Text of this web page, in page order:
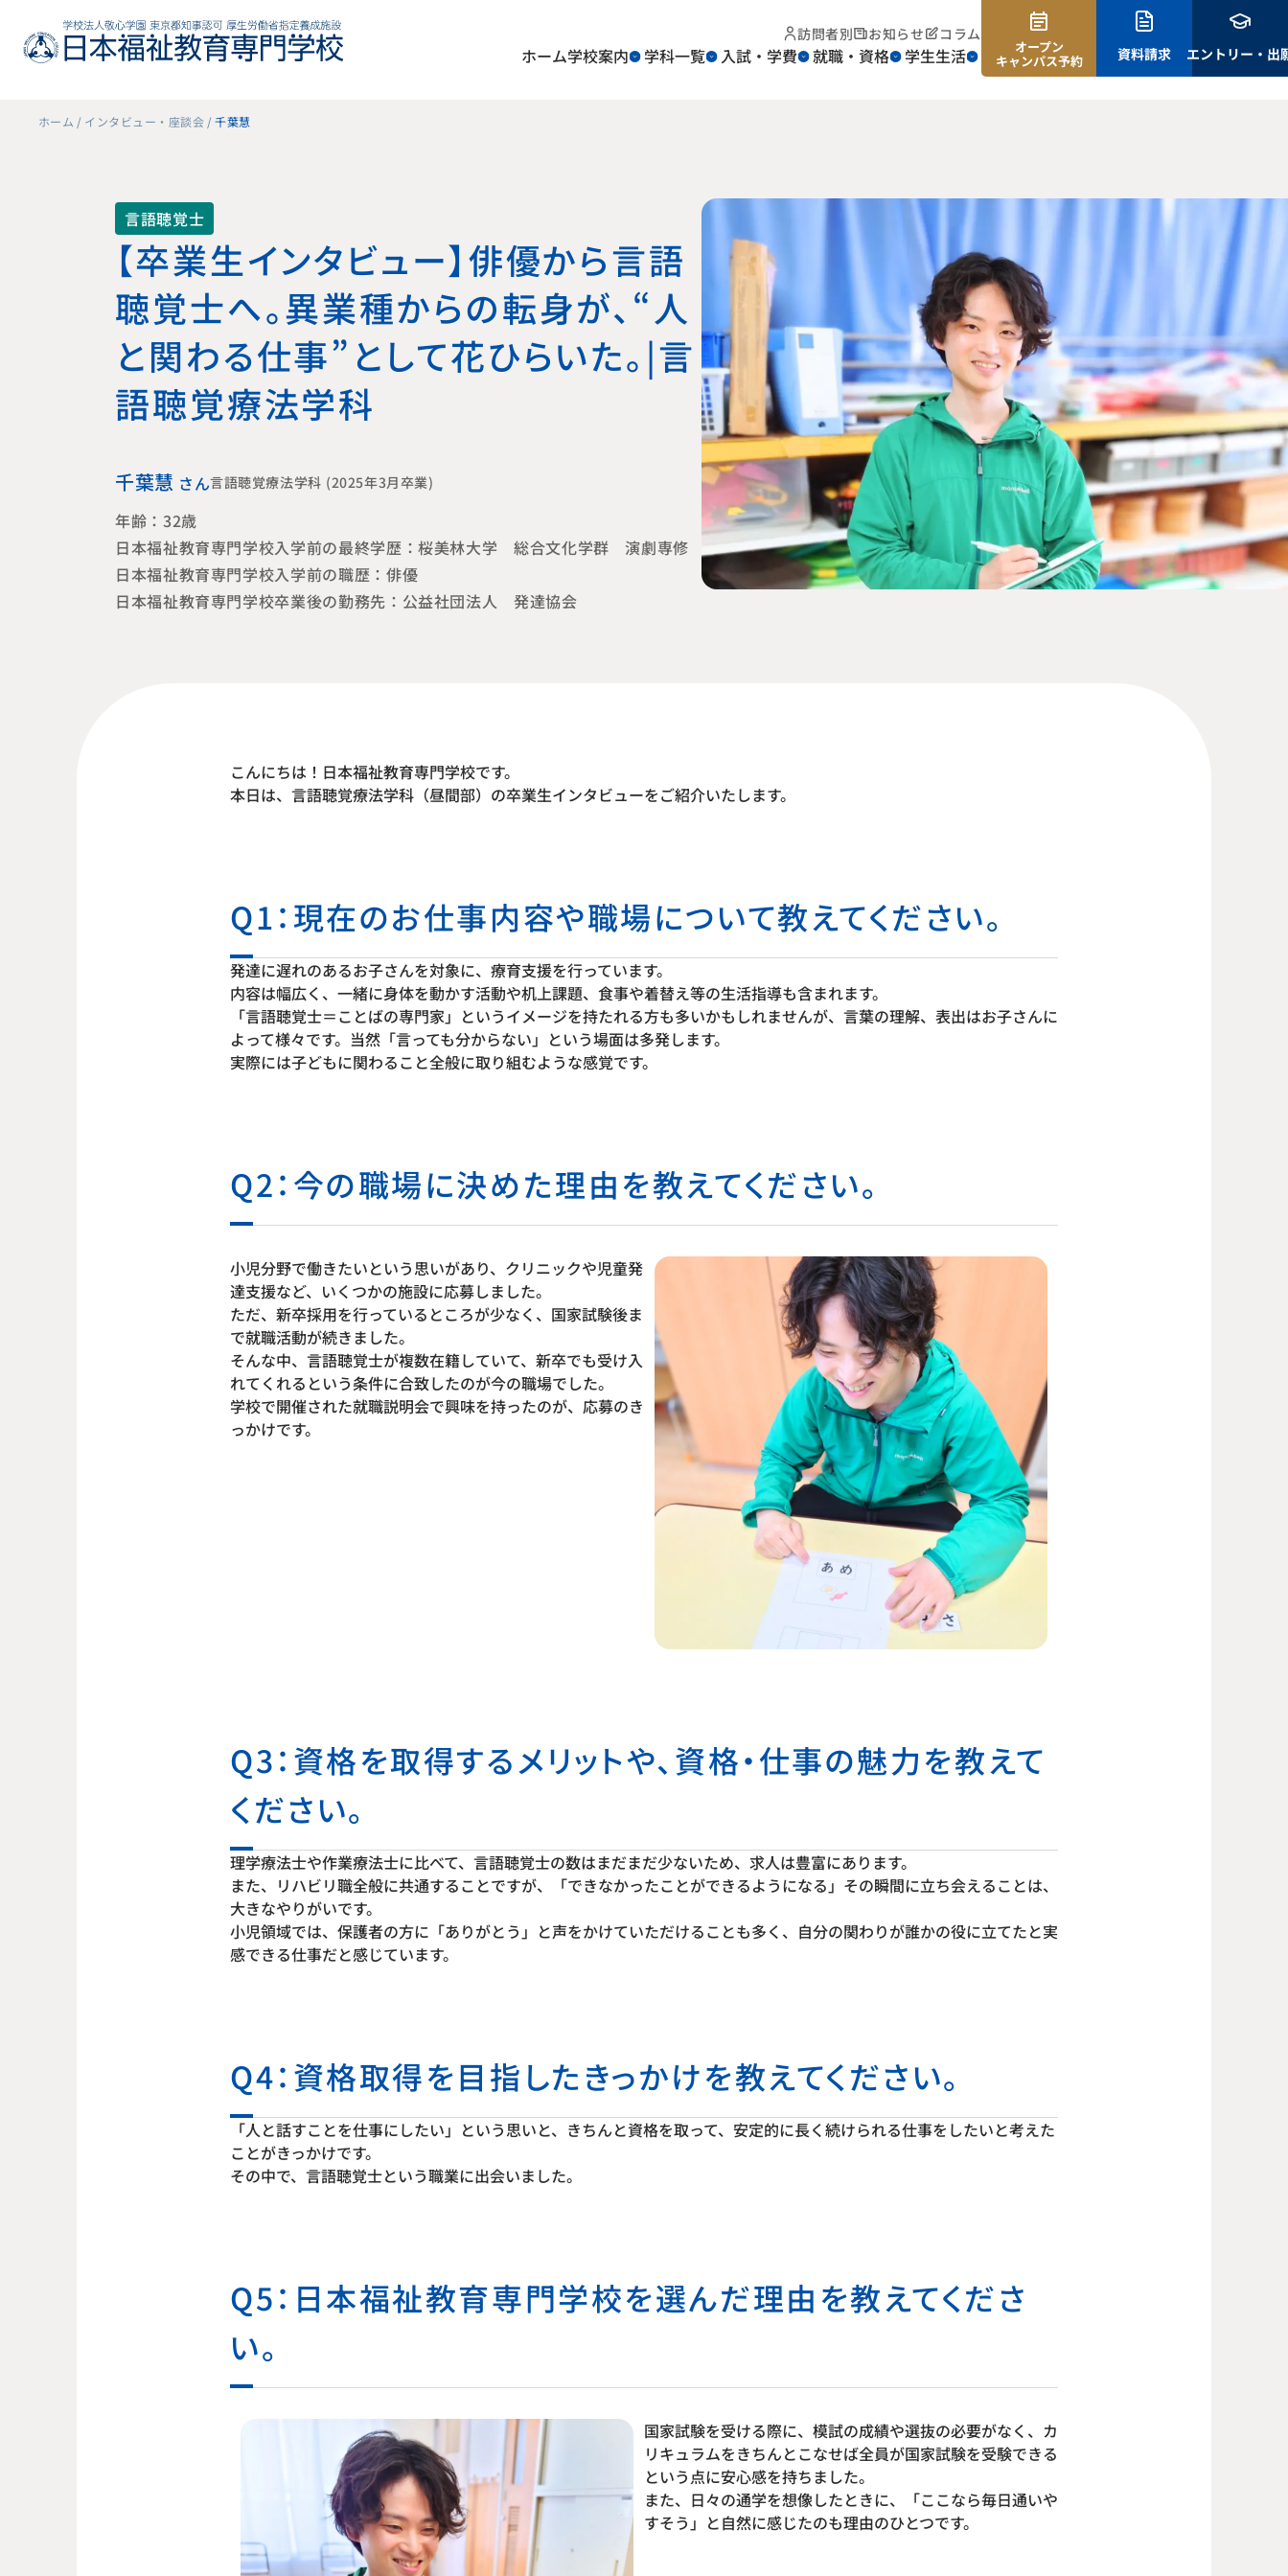
訪問者別 お知らせ コラム
ホーム学校案内 学科一覧 入試・学費 就職・資格 学生生活 オープン
キャンパス予約 資料請求 エントリー・出
ホーム インタビュー・座談会 千葉慧
言語聴覚士
【卒業生インタビュー】俳優から言語
聴覚士へ。異業種からの転身が、“人
と関わる仕事”として花ひらいた。｜言
語聴覚療法学科
千葉慧 さん言語聴覚療法学科 (2025年3月卒業)
年齢：32歳
日本福祉教育専門学校入学前の最終学歴：桜美林大学 総合文化学群 演劇専修
日本福祉教育専門学校入学前の職歴：俳優
日本福祉教育専門学校卒業後の勤務先：公益社団法人 発達協会
こんにちは！日本福祉教育専門学校です。
本日は、言語聴覚療法学科（昼間部）の卒業生インタビューをご紹介いたします。
Q1：現在のお仕事内容や職場について教えてください。
発達に遅れのあるお子さんを対象に、療育支援を行っています。
内容は幅広く、一緒に身体を動かす活動や机上課題、食事や着替え等の生活指導も含まれます。
「言語聴覚士＝ことばの専門家」というイメージを持たれる方も多いかもしれませんが、言葉の理解、表出はお子さんに
よって様々です。当然「言っても分からない」という場面は多発します。
実際には子どもに関わること全般に取り組むような感覚です。
Q2：今の職場に決めた理由を教えてください。
小児分野で働きたいという思いがあり、クリニックや児童発
達支援など、いくつかの施設に応募しました。
ただ、新卒採用を行っているところが少なく、国家試験後ま
で就職活動が続きました。
そんな中、言語聴覚士が複数在籍していて、新卒でも受け入
れてくれるという条件に合致したのが今の職場でした。
学校で開催された就職説明会で興味を持ったのが、応募のき
っかけです。
Q3：資格を取得するメリットや、資格・仕事の魅力を教えて
ください。
理学療法士や作業療法士に比べて、言語聴覚士の数はまだまだ少ないため、求人は豊富にあります。
また、リハビリ職全般に共通することですが、「できなかったことができるようになる」その瞬間に立ち会えることは、
大きなやりがいです。
小児領域では、保護者の方に「ありがとう」と声をかけていただけることも多く、自分の関わりが誰かの役に立てたと実
感できる仕事だと感じています。
Q4：資格取得を目指したきっかけを教えてください。
「人と話すことを仕事にしたい」という思いと、きちんと資格を取って、安定的に長く続けられる仕事をしたいと考えた
ことがきっかけです。
その中で、言語聴覚士という職業に出会いました。
Q5：日本福祉教育専門学校を選んだ理由を教えてくださ
い。
国家試験を受ける際に、模試の成績や選抜の必要がなく、カ
リキュラムをきちんとこなせば全員が国家試験を受験できる
という点に安心感を持ちました。
また、日々の通学を想像したときに、「ここなら毎日通いや
すそう」と自然に感じたのも理由のひとつです。